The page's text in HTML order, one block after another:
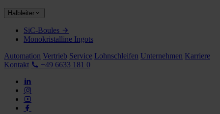
Halbleiter
SiC-Boules
Monokristalline Ingots
Automation Vertrieb Service Lohnschleifen Unternehmen Karriere
Kontakt
+49 6633 181 0